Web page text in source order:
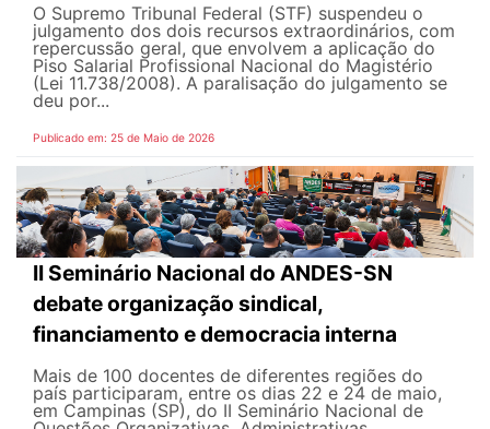
O Supremo Tribunal Federal (STF) suspendeu o
julgamento dos dois recursos extraordinários, com
repercussão geral, que envolvem a aplicação do
Piso Salarial Profissional Nacional do Magistério
(Lei 11.738/2008). A paralisação do julgamento se
deu por...
Publicado em: 25 de Maio de 2026
II Seminário Nacional do ANDES-SN
debate organização sindical,
financiamento e democracia interna
Mais de 100 docentes de diferentes regiões do
país participaram, entre os dias 22 e 24 de maio,
em Campinas (SP), do II Seminário Nacional de